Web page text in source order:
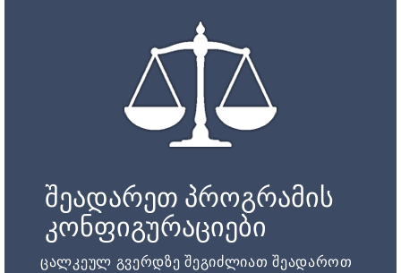
შეადარეთ პროგრამის
კონფიგურაციები
ცალკეულ გვერდზე შეგიძლიათ შეადაროთ